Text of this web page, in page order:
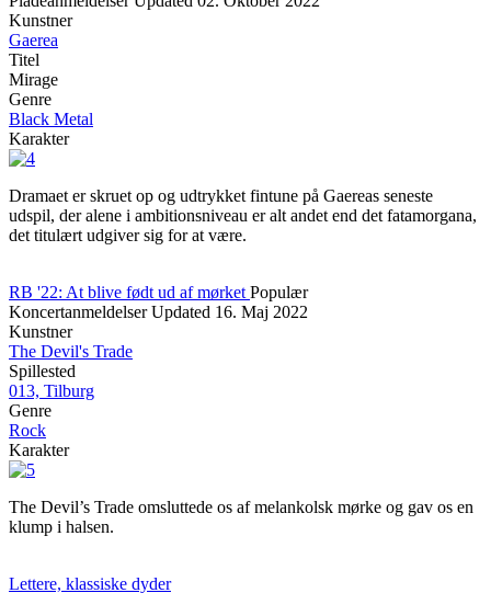
Kunstner
Gaerea
Titel
Mirage
Genre
Black Metal
Karakter
Dramaet er skruet op og udtrykket fintune på Gaereas seneste
udspil, der alene i ambitionsniveau er alt andet end det fatamorgana,
det titulært udgiver sig for at være.
RB '22: At blive født ud af mørket Populær
Koncertanmeldelser Updated 16. Maj 2022
Kunstner
The Devil's Trade
Spillested
013, Tilburg
Genre
Rock
Karakter
The Devil’s Trade omsluttede os af melankolsk mørke og gav os en
klump i halsen.
Lettere, klassiske dyder